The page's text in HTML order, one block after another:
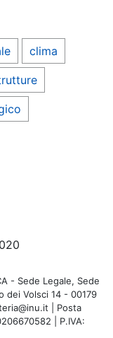
clima
- Sede Legale, Sede
dei Volsci 14 - 00179
| Posta
| P.IVA: